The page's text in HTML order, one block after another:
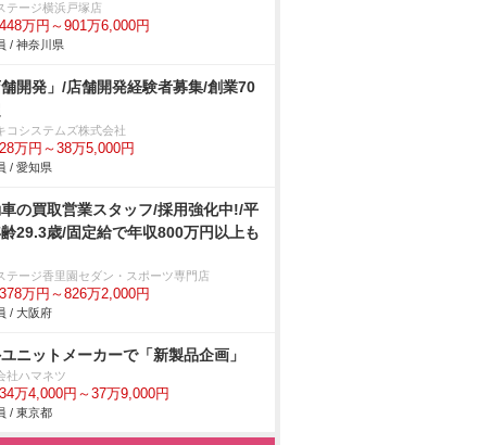
テージ横浜戸塚店
万円～901万6,000円
/ 神奈川県
舗開発」/店舗開発経験者募集/創業70
コシステムズ株式会社
万円～38万5,000円
/ 愛知県
車の買取営業スタッフ/採用強化中!/平
29.3歳/固定給で年収800万円以上も
テージ香里園セダン・スポーツ専門店
万円～826万2,000円
/ 大阪府
ニットメーカーで「新製品企画」
社ハマネツ
万4,000円～37万9,000円
/ 東京都